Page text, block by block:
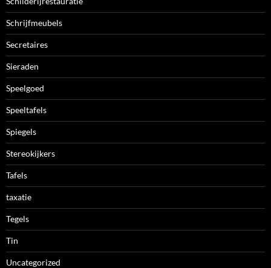
Schrijfmeubels
Secretaires
Sieraden
Speelgoed
Speeltafels
Spiegels
Stereokijkers
Tafels
taxatie
Tegels
Tin
Uncategorized